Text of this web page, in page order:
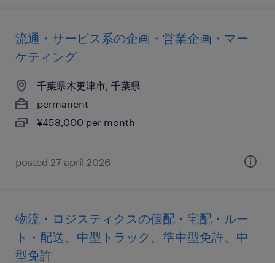
流通・サービス系の企画・営業企画・マー
ケティング
千葉県木更津市, 千葉県
permanent
¥458,000 per month
posted 27 april 2026
物流・ロジスティクスの個配・宅配・ルー
ト・配送、中型トラック、準中型免許、中
型免許